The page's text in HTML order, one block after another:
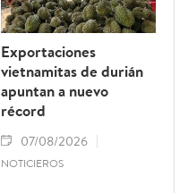
Exportaciones
vietnamitas de durián
apuntan a nuevo
récord
07/08/2026
NOTICIEROS